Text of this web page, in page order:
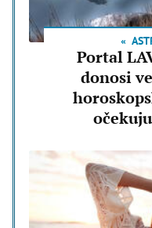
Portal
donosi